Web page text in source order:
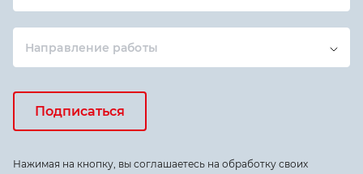
Направление работы
Подписаться
Нажимая на кнопку, вы соглашаетесь на обработку своих